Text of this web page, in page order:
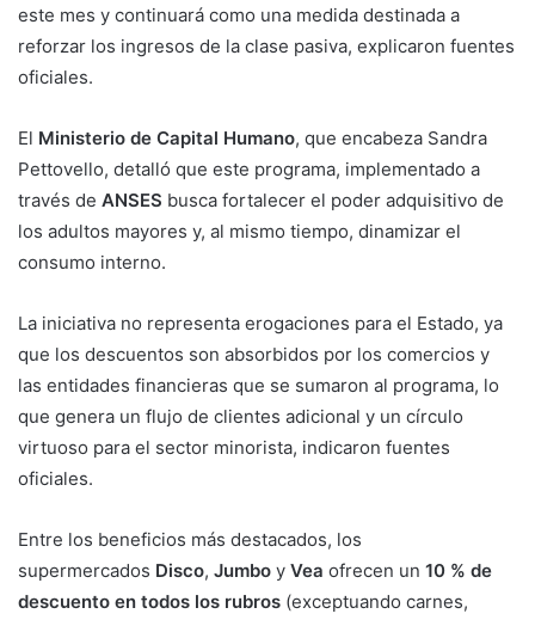
este mes y continuará como una medida destinada a
reforzar los ingresos de la clase pasiva, explicaron fuentes
oficiales.
El Ministerio de Capital Humano, que encabeza Sandra
Pettovello, detalló que este programa, implementado a
través de ANSES busca fortalecer el poder adquisitivo de
los adultos mayores y, al mismo tiempo, dinamizar el
consumo interno.
La iniciativa no representa erogaciones para el Estado, ya
que los descuentos son absorbidos por los comercios y
las entidades financieras que se sumaron al programa, lo
que genera un flujo de clientes adicional y un círculo
virtuoso para el sector minorista, indicaron fuentes
oficiales.
Entre los beneficios más destacados, los
supermercados Disco, Jumbo y Vea ofrecen un 10 % de
descuento en todos los rubros (exceptuando carnes,